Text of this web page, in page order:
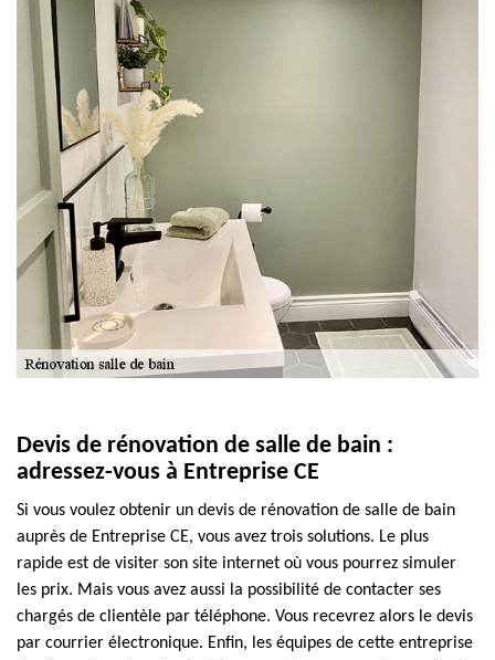
Devis de rénovation de salle de bain :
adressez-vous à Entreprise CE
Si vous voulez obtenir un devis de rénovation de salle de bain
auprès de Entreprise CE, vous avez trois solutions. Le plus
rapide est de visiter son site internet où vous pourrez simuler
les prix. Mais vous avez aussi la possibilité de contacter ses
chargés de clientèle par téléphone. Vous recevrez alors le devis
par courrier électronique. Enfin, les équipes de cette entreprise